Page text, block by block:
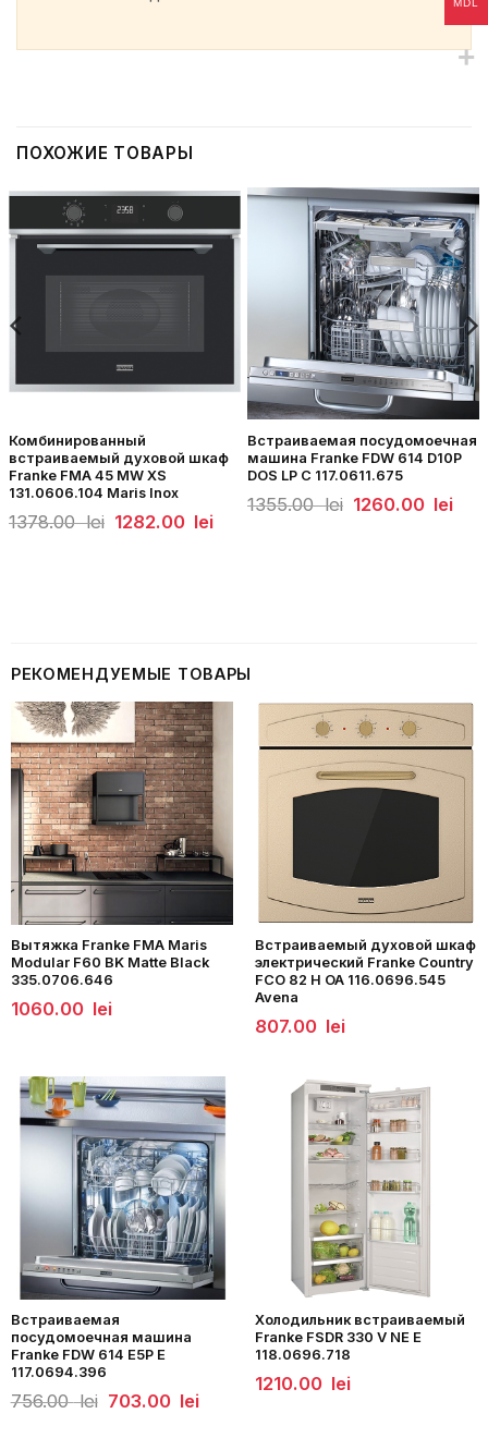
ПОХОЖИЕ ТОВАРЫ
Комбинированный
встраиваемый духовой шкаф
Franke FMA 45 MW XS
131.0606.104 Maris Inox
1378.00lei Первоначальная
цена
1282.00 leiТекущая
цена:
Встраиваемая посудомоечная
машина Franke FDW 614 D10P
DOS LP C 117.0611.675
1355.00lei Первоначальная
цена
1260.00 leiцена:
РЕКОМЕНДУЕМЫЕ ТОВАРЫ
Вытяжка Franke FMA Maris
Modular F60 BK Matte Black
335.0706.646
1060.00 lei
Встраиваемый духовой шкаф
электрический Franke Country
FCO 82 H OA 116.0696.545
Avena
807.00 lei
Встраиваемая
посудомоечная машина
Franke FDW 614 E5P E
117.0694.396
756.00lei Первоначальная
цена
703.00 leiТекущая
цена:
Холодильник встраиваемый
Franke FSDR 330 V NE E
118.0696.718
1210.00 lei
MDL